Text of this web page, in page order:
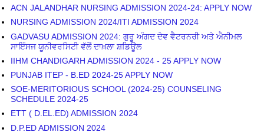
ACN JALANDHAR NURSING ADMISSION 2024-24: APPLY NOW
NURSING ADMISSION 2024/ITI ADMISSION 2024
GADVASU ADMISSION 2024: ਗੁਰੂ ਅੰਗਦ ਦੇਵ ਵੈਟਰਨਰੀ ਅਤੇ ਐਨੀਮਲ
ਸਾਇੰਸਜ ਯੂਨੀਵਰਸਿਟੀ ਵੱਲੋਂ ਦਾਖ਼ਲਾ ਸ਼ਡਿਊਲ
IIHM CHANDIGARH ADMISSION 2024 - 25 APPLY NOW
PUNJAB ITEP - B.ED 2024-25 APPLY NOW
SOE-MERITORIOUS SCHOOL (2024-25) COUNSELING
SCHEDULE 2024-25
ETT ( D.EL.ED) ADMISSION 2024
D.P.ED ADMISSION 2024